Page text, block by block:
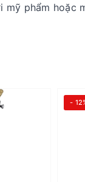
mỹ phẩm hoặc
-